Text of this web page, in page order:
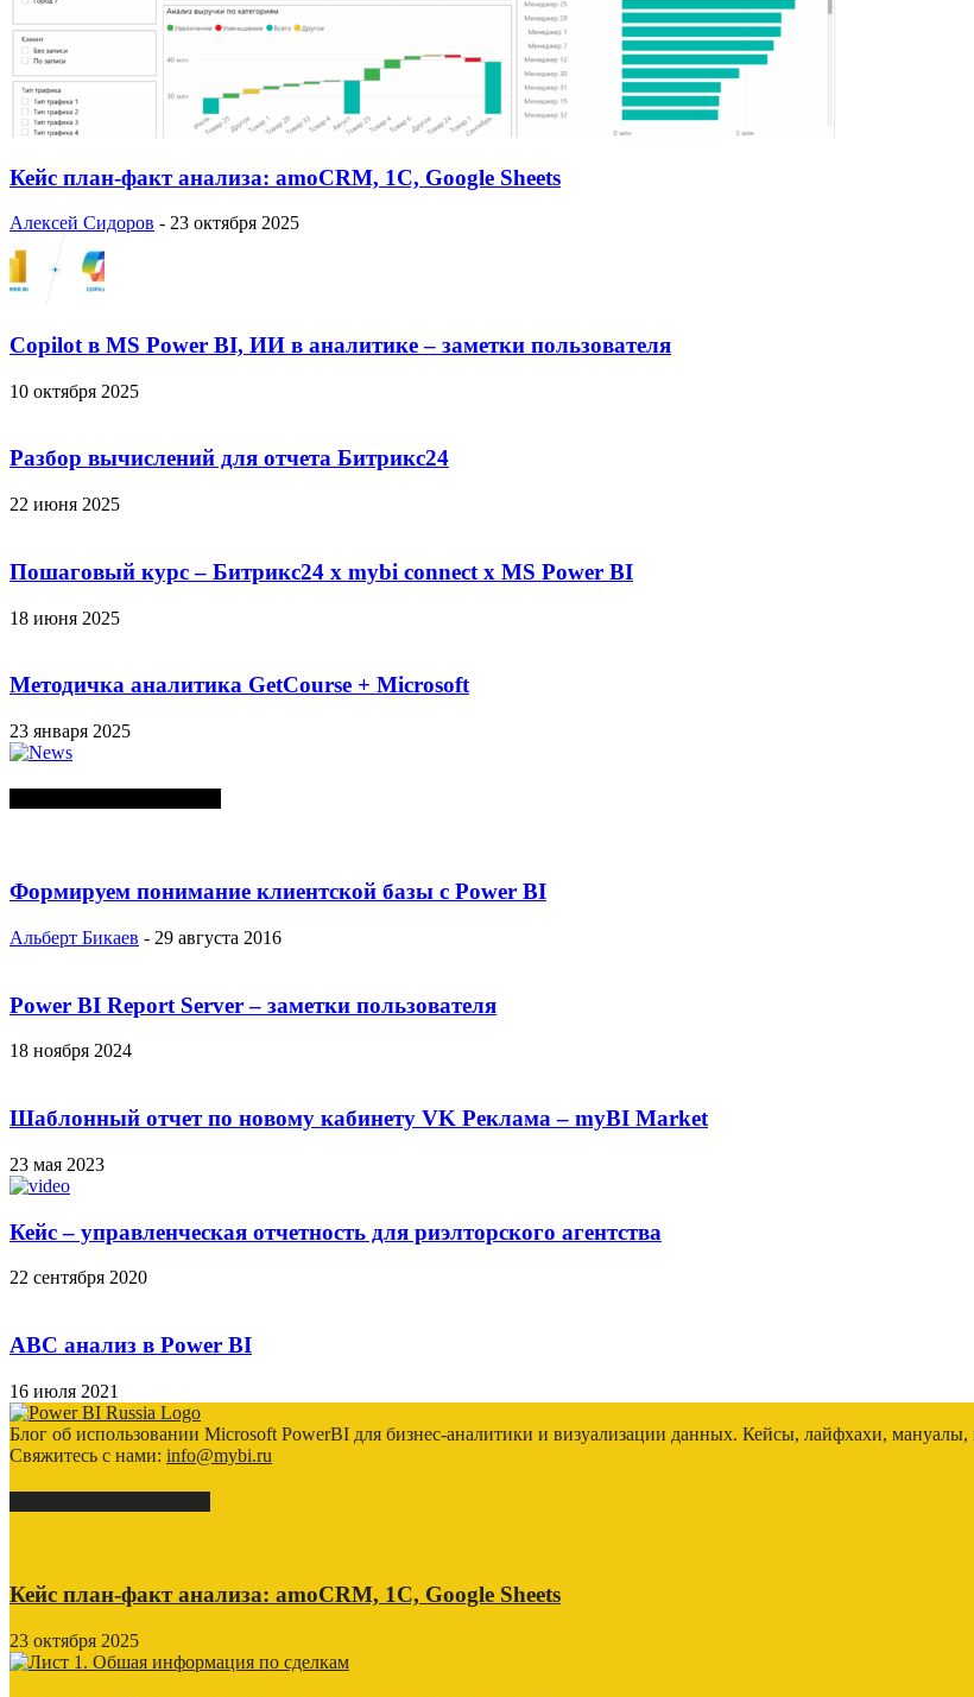
Кейс план-факт анализа: amoCRM, 1C, Google Sheets
Алексей Сидоров - 23 октября 2025
Copilot в MS Power BI, ИИ в аналитике – заметки пользователя
10 октября 2025
Разбор вычислений для отчета Битрикс24
22 июня 2025
Пошаговый курс – Битрикс24 х mybi connect х MS Power BI
18 июня 2025
Методичка аналитика GetCourse + Microsoft
23 января 2025
Формируем понимание клиентской базы с Power BI
Альберт Бикаев - 29 августа 2016
Power BI Report Server – заметки пользователя
18 ноября 2024
Шаблонный отчет по новому кабинету VK Реклама – myBI Market
23 мая 2023
Кейс – управленческая отчетность для риэлторского агентства
22 сентября 2020
ABC анализ в Power BI
16 июля 2021
Блог об использовании Microsoft PowerBI для бизнес-аналитики и визуализации данных. Кейсы, лайфхахи, мануалы,
Свяжитесь с нами: info@mybi.ru
Кейс план-факт анализа: amoCRM, 1C, Google Sheets
23 октября 2025